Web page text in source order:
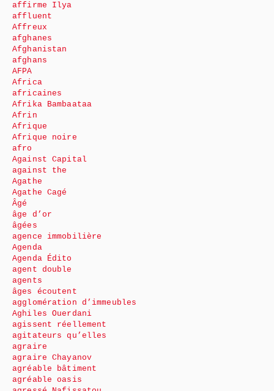
affirme Ilya
affluent
Affreux
afghanes
Afghanistan
afghans
AFPA
Africa
africaines
Afrika Bambaataa
Afrin
Afrique
Afrique noire
afro
Against Capital
against the
Agathe
Agathe Cagé
Âgé
âge d’or
âgées
agence immobilière
Agenda
Agenda Édito
agent double
agents
âges écoutent
agglomération d’immeubles
Aghiles Ouerdani
agissent réellement
agitateurs qu’elles
agraire
agraire Chayanov
agréable bâtiment
agréable oasis